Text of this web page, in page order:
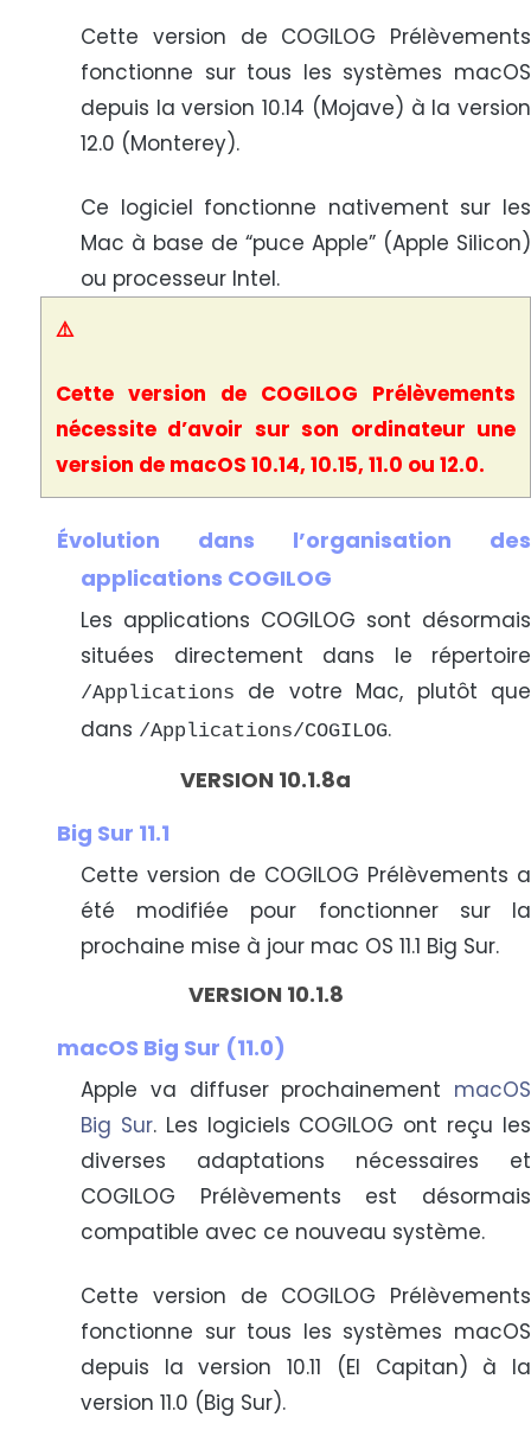
Cette version de COGILOG Prélèvements
fonctionne sur tous les systèmes macOS
depuis la version 10.14 (Mojave) à la version
12.0 (Monterey).
Ce logiciel fonctionne nativement sur les
Mac à base de “puce Apple” (Apple Silicon)
ou processeur Intel.
⚠️
Cette version de COGILOG Prélèvements
nécessite d’avoir sur son ordinateur une
version de macOS 10.14, 10.15, 11.0 ou 12.0.
Évolution dans l’organisation des
applications COGILOG
Les applications COGILOG sont désormais
situées directement dans le répertoire
/Applications
de votre Mac, plutôt que
dans /Applications/COGILOG.
VERSION 10.1.8a
Big Sur 11.1
Cette version de COGILOG Prélèvements a
été modifiée pour fonctionner sur la
prochaine mise à jour mac OS 11.1 Big Sur.
VERSION 10.1.8
macOS Big Sur (11.0)
Apple va diffuser prochainement macOS
Big Sur. Les logiciels COGILOG ont reçu les
diverses adaptations nécessaires et
COGILOG Prélèvements est désormais
compatible avec ce nouveau système.
Cette version de COGILOG Prélèvements
fonctionne sur tous les systèmes macOS
depuis la version 10.11 (El Capitan) à la
version 11.0 (Big Sur).